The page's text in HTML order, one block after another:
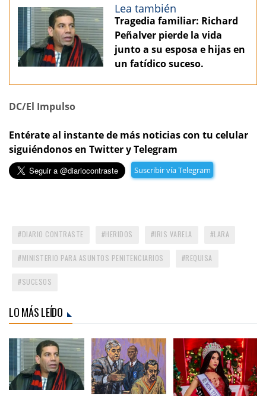
Lea también
Tragedia familiar: Richard
Peñalver pierde la vida
junto a su esposa e hijas en
un fatídico suceso.
DC/El Impulso
Entérate al instante de más noticias con tu celular
siguiéndonos en Twitter y Telegram
Suscribir vía Telegram
DIARIO CONTRASTE HERIDOS IRIS VARELA LARA
MINISTERIO PARA ASUNTOS PENITENCIARIOS REQUISA
SUCESOS
LO MÁS LEÍDO